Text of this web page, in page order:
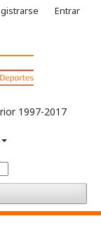
1997-2017
Entrar